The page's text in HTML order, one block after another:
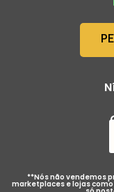
**Nós não vendemos
marketplaces e lojas como